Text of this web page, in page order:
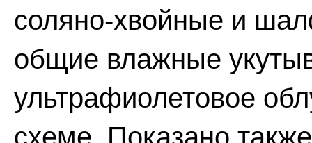
соляно-хвойные и
общие влажные
ультрафиолетовое
схеме. Показано